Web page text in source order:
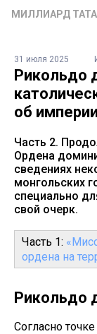
МИЛЛИАРД
31 июля 2025
Рикольдо
об
Часть 2.
Ордена
сведениях
монгольских
специально
свой очерк.
Часть 1:
ордена на
Рикольдо
Согласно